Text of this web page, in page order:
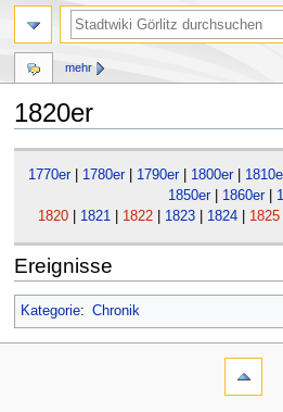
1820er
Navigation
Suche
1770er| 1780er| 1790er| 1800er|
1850er| 1860er|
1820| 1821| 1822| 1823| 1824| 1825|
Ereignisse
Kategorie: Chronik
mehr